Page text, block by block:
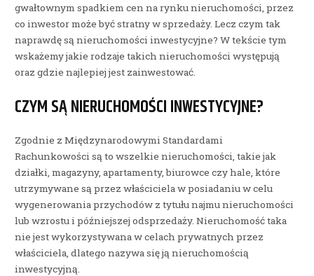
gwałtownym spadkiem cen na rynku nieruchomości, przez
co inwestor może być stratny w sprzedaży. Lecz czym tak
naprawdę są nieruchomości inwestycyjne? W tekście tym
wskażemy jakie rodzaje takich nieruchomości występują
oraz gdzie najlepiej jest zainwestować.
CZYM SĄ NIERUCHOMOŚCI INWESTYCYJNE?
Zgodnie z Międzynarodowymi Standardami
Rachunkowości są to wszelkie nieruchomości, takie jak
działki, magazyny, apartamenty, biurowce czy hale, które
utrzymywane są przez właściciela w posiadaniu w celu
wygenerowania przychodów z tytułu najmu nieruchomości
lub wzrostu i późniejszej odsprzedaży. Nieruchomość taka
nie jest wykorzystywana w celach prywatnych przez
właściciela, dlatego nazywa się ją nieruchomością
inwestycyjną.